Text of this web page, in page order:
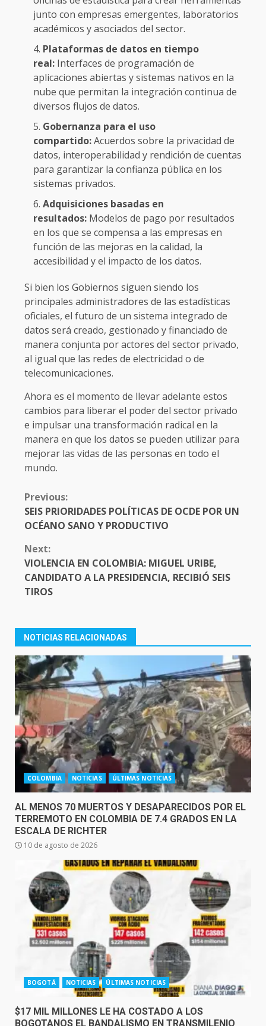
junto con empresas emergentes, laboratorios
académicos y asociados del sector.
Plataformas de datos en tiempo
real: Interfaces de programación de
aplicaciones abiertas y sistemas nativos en la
nube que permitan la integración continua de
diversos flujos de datos.
Gobernanza para el uso
compartido:Acuerdos sobre la privacidad de
datos, interoperabilidad y rendición de cuentas
para garantizar la confianza pública en los
sistemas privados.
Adquisiciones basadas en
resultados: Modelos de pago por resultados
en los que se compensa a las empresas en
función de las mejoras en la calidad, la
accesibilidad y el impacto de los datos.
Si bien los Gobiernos siguen siendo los
principales administradores de las estadísticas
oficiales, el futuro de un sistema integrado de
datos será creado, gestionado y financiado de
manera conjunta por actores del sector privado,
al igual que las redes de electricidad o de
telecomunicaciones.
Ahora es el momento de llevar adelante estos
cambios para liberar el poder del sector privado
e impulsar una transformación radical en la
manera en que los datos se pueden utilizar para
mejorar las vidas de las personas en todo el
mundo.
CONTINUE
READING
Previous:
SEIS PRIORIDADES POLÍTICAS DE OCDE POR UN
OCÉANO SANO Y PRODUCTIVO
Next:
VIOLENCIA EN COLOMBIA: MIGUEL URIBE,
CANDIDATO A LA PRESIDENCIA, RECIBIÓ SEIS
TIROS
NOTICIAS RELACIONADAS
COLOMBIA NOTICIAS ÚLTIMAS NOTICIAS
AL MENOS 70 MUERTOS Y DESAPARECIDOS POR EL
TERREMOTO EN COLOMBIA DE 7.4 GRADOS EN LA
ESCALA DE RICHTER
10 de agosto de 2026
BOGOTÁ NOTICIAS ÚLTIMAS NOTICIAS
$17 MIL MILLONES LE HA COSTADO A LOS
BOGOTANOS EL BANDALISMO EN TRANSMILENIO